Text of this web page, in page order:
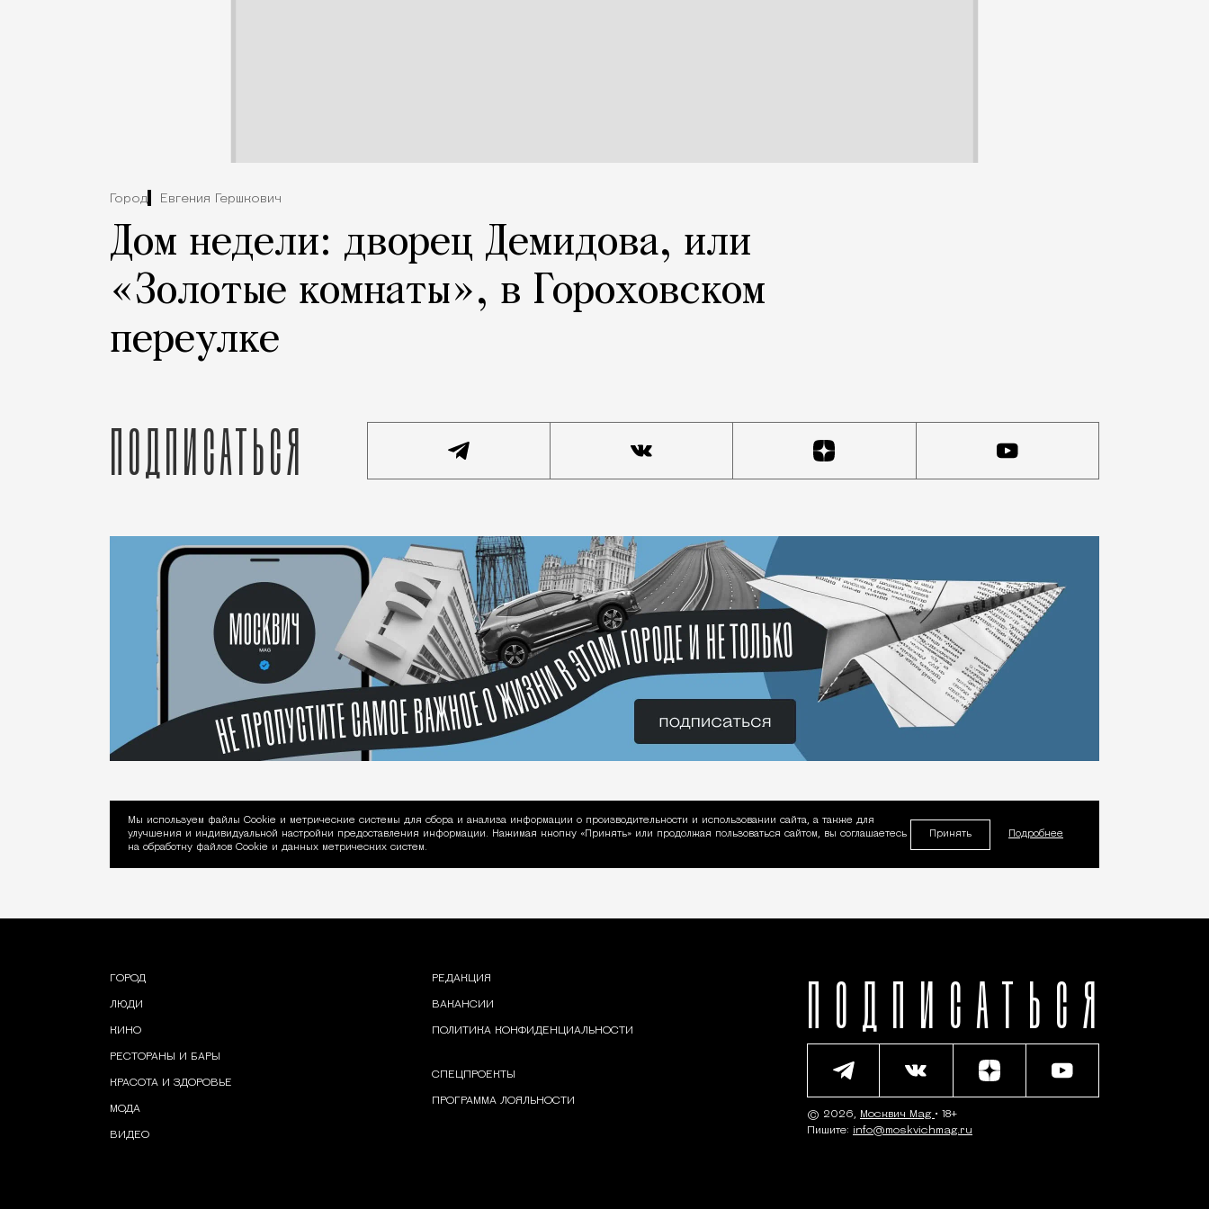
Город Евгения Гершкович
Дом недели: дворец Демидова, или
«Золотые комнаты», в Гороховском
переулке
Подписаться
Уведомление об использовании Cookie
Мы используем файлы Сookie и метрические системы для сбора и анализа информации о производительности и использовании сайта, а также для
улучшения и индивидуальной настройки предоставления информации. Нажимая кнопку «Принять» или продолжая пользоваться сайтом, вы соглашаетесь
на обработку файлов Cookie и данных метрических систем.
Принять Подробнее
ГОРОД
ЛЮДИ
КИНО
РЕСТОРАНЫ И БАРЫ
КРАСОТА И ЗДОРОВЬЕ
МОДА
ВИДЕО
РЕДАКЦИЯ
ВАКАНСИИ
ПОЛИТИКА КОНФИДЕНЦИАЛЬНОСТИ
СПЕЦПРОЕКТЫ
ПРОГРАММА ЛОЯЛЬНОСТИ
ПОДПИСАТЬСЯ
© 2026, Москвич Mag • 18+
Пишите: info@moskvichmag.ru